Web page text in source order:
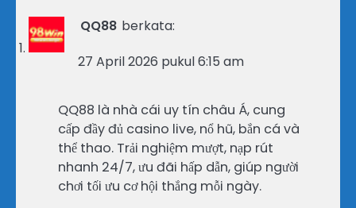
QQ88 berkata:
27 April 2026 pukul 6:15 am
QQ88 là nhà cái uy tín châu Á, cung
cấp đầy đủ casino live, nổ hũ, bắn cá và
thể thao. Trải nghiệm mượt, nạp rút
nhanh 24/7, ưu đãi hấp dẫn, giúp người
chơi tối ưu cơ hội thắng mỗi ngày.